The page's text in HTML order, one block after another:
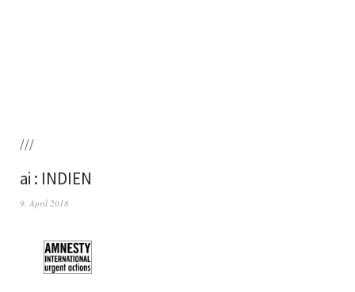
///
ai : INDIEN
9. April 2018